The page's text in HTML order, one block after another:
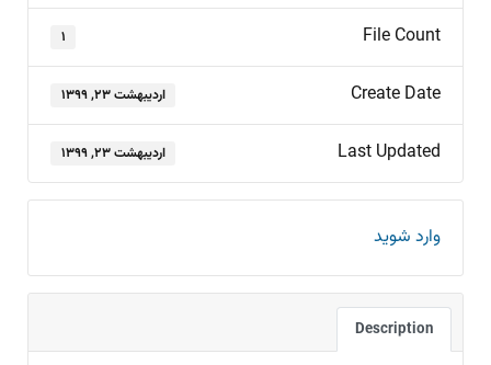
File Count ۱
Create Date اردیبهشت ۲۳, ۱۳۹۹
Last Updated اردیبهشت ۲۳, ۱۳۹۹
وارد شوید
Description